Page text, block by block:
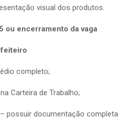
visual dos produtos.
ou encerramento da vaga
completo;
Carteira de Trabalho;
– possuir documentação completa